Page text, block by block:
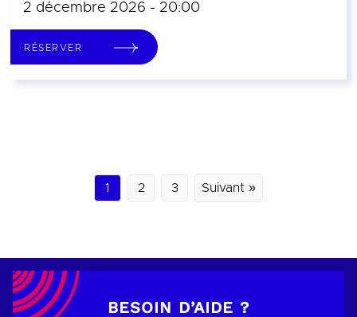
2 décembre 2026 - 20:00
RÉSERVER
1 2 3 Suivant »
BESOIN D’AIDE ?